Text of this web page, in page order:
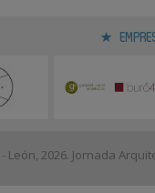
- León, 2026. Jornada